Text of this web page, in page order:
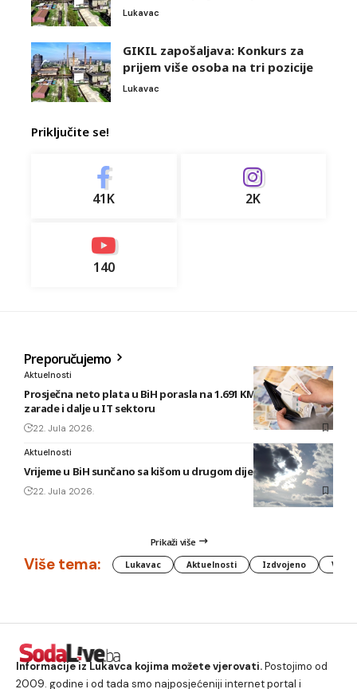
Lukavac
GIKIL zapošaljava: Konkurs za
prijem više osoba na tri pozicije
Lukavac
Priključite se!
41K 2K
140
Preporučujemo
Aktuelnosti
Prosječna neto plata u BiH porasla na 1.691 KM, najveće
zarade i dalje u IT sektoru
22. Jula 2026.
Aktuelnosti
Vrijeme u BiH sunčano sa kišom u drugom dijelu dana
22. Jula 2026.
Prikaži više
Više tema: Lukavac Aktuelnosti Izdvojeno
Informacije iz Lukavca kojima možete vjerovati.Postojimo od
2009. godine i od tada smo najposjećeniji internet portal i